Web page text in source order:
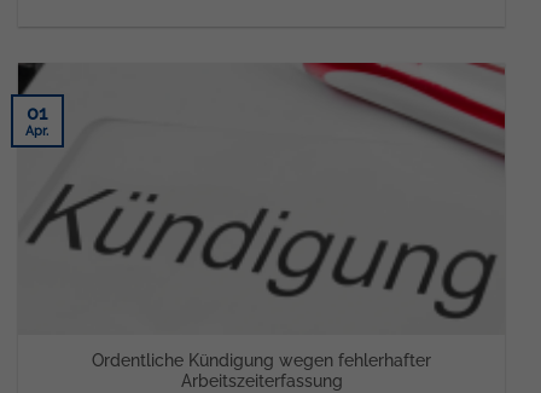
Ordentliche Kündigung wegen fehlerhafter
Arbeitszeiterfassung
01
Apr.